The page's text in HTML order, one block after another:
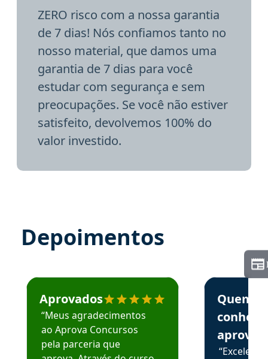
ZERO risco com a nossa garantia
de 7 dias! Nós confiamos tanto no
nosso material, que damos uma
garantia de 7 dias para você
estudar com segurança e sem
preocupações. Se você não estiver
satisfeito, devolvemos 100% do
valor investido.
Depoimentos
Estudante José recomenda o Aprova Concursos em
Aprovados
“Meus agradecimentos
ao Aprova Concursos
pela parceria que
Estudante
Quem
aprova